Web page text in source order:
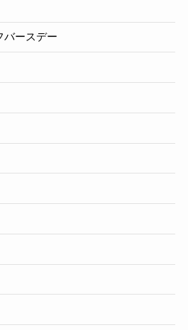
バースデー